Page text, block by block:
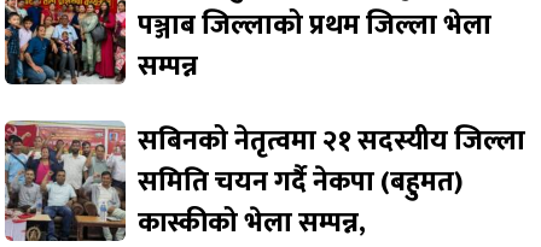
पञ्जाब जिल्लाको प्रथम जिल्ला भेला
सम्पन्न
सबिनको नेतृत्वमा २१ सदस्यीय जिल्ला
समिति चयन गर्दै नेकपा (बहुमत)
कास्कीको भेला सम्पन्न,